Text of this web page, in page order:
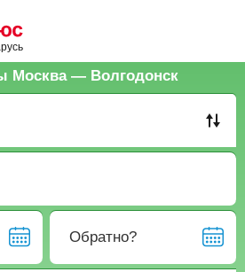
Москва — Волгодонск
Обратно?